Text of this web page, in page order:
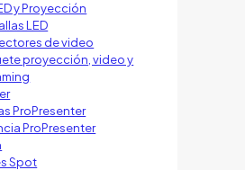
y Proyección
LED
de video
proyección, video y
ProPresenter
ProPresenter
Spot